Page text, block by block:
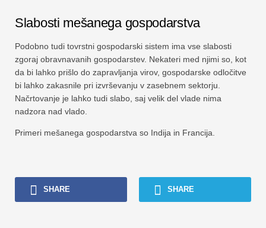
Slabosti mešanega gospodarstva
Podobno tudi tovrstni gospodarski sistem ima vse slabosti
zgoraj obravnavanih gospodarstev. Nekateri med njimi so, kot
da bi lahko prišlo do zapravljanja virov, gospodarske odločitve
bi lahko zakasnile pri izvrševanju v zasebnem sektorju.
Načrtovanje je lahko tudi slabo, saj velik del vlade nima
nadzora nad vlado.
Primeri mešanega gospodarstva so Indija in Francija.
SHARE SHARE